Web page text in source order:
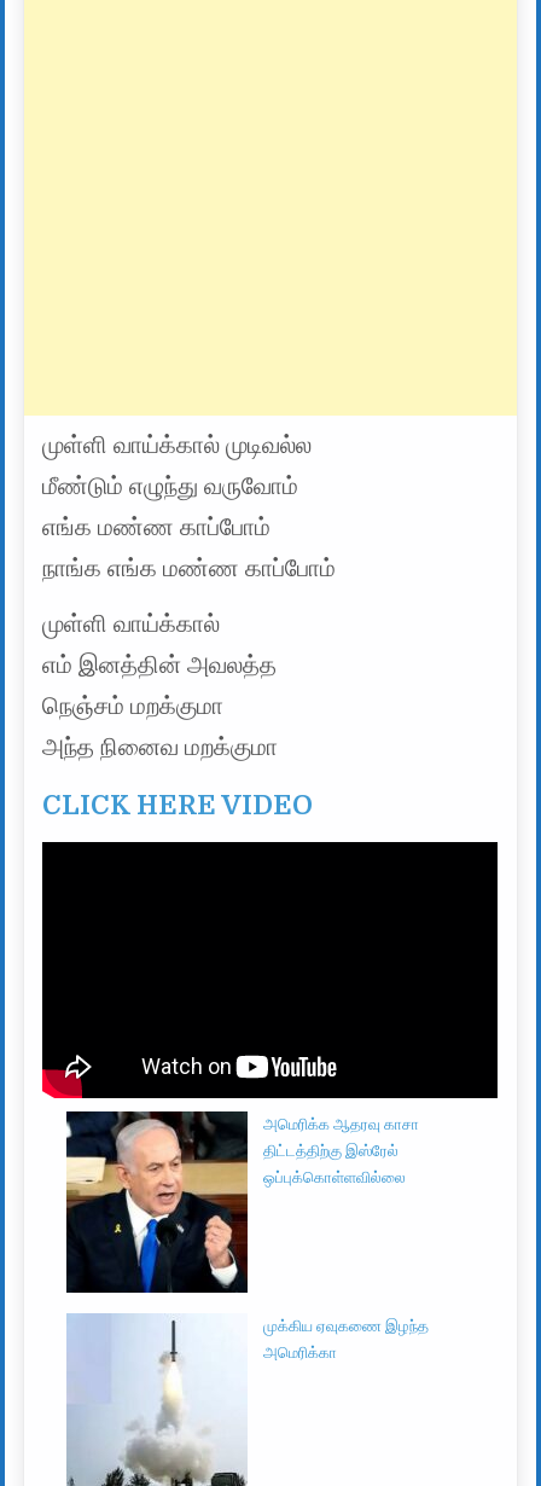
முள்ளி வாய்க்கால் முடிவல்ல
மீண்டும் எழுந்து வருவோம்
எங்க மண்ண காப்போம்
நாங்க எங்க மண்ண காப்போம்
முள்ளி வாய்க்கால்
எம் இனத்தின் அவலத்த
நெஞ்சம் மறக்குமா
அந்த நினைவ மறக்குமா
CLICK HERE VIDEO
அமெரிக்க ஆதரவு காசா
திட்டத்திற்கு இஸ்ரேல்
ஒப்புக்கொள்ளவில்லை
முக்கிய ஏவுகணை இழந்த
அமெரிக்கா